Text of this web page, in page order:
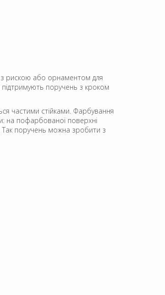
з рискою або орнаментом для
поручень з кроком
частими стійками. Фарбування
на пофарбованої поверхні
Так поручень можна зробити з